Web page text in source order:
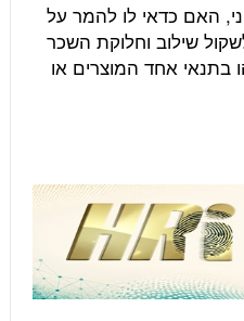
האם כדאי לו להמר על
שילוב וחלוקת השכר
בתנאי אחד המוצרים או